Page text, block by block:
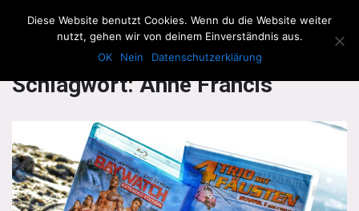
The Howling Men
Schlagwort:Anne Francis
Diese Website benutzt Cookies. Wenn du die Website weiter
nutzt, gehen wir von deinem Einverständnis aus.
OK
Nein Datenschutzerklärung